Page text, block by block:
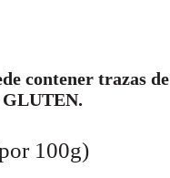
contener trazas de
GLUTEN.
100g)